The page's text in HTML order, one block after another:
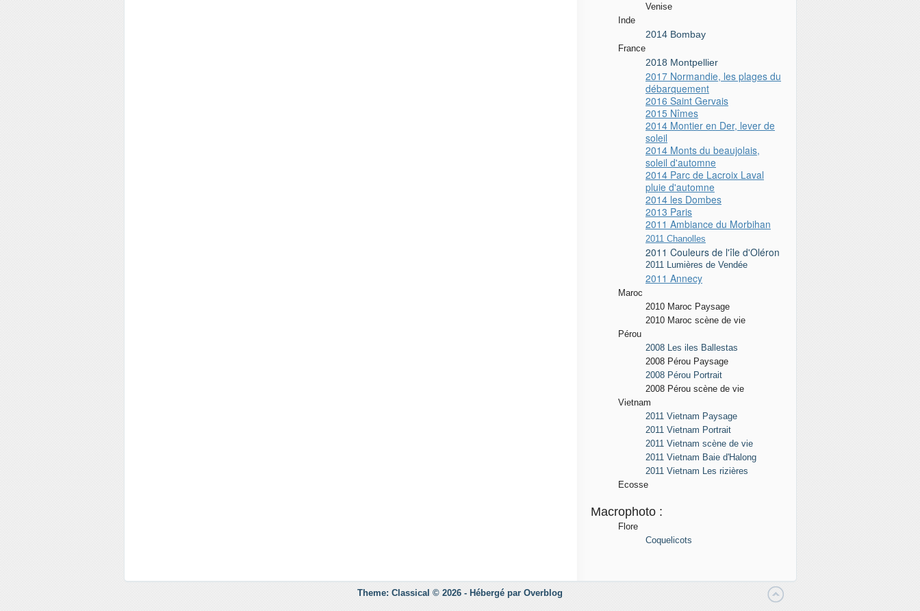
Venise
Inde
2014 Bombay
France
2018 Montpellier
2017 Normandie, les plages du
débarquement
2016 Saint Gervais
2015 Nîmes
2014 Montier en Der, lever de
soleil
2014 Monts du beaujolais,
soleil d'automne
2014 Parc de Lacroix Laval
pluie d'automne
2014 les Dombes
2013 Paris
2011 Ambiance du Morbihan
2011 Chanolles
2011 Couleurs de l'île d'Oléron
2011 Lumières de Vendée
2011 Annecy
Maroc
2010 Maroc Paysage
2010 Maroc scène de vie
Pérou
2008 Les iles Ballestas
2008 Pérou Paysage
2008 Pérou Portrait
2008 Pérou scène de vie
Vietnam
2011 Vietnam Paysage
2011 Vietnam Portrait
2011 Vietnam scène de vie
2011 Vietnam Baie d'Halong
2011 Vietnam Les rizières
Ecosse
Macrophoto :
Flore
Coquelicots
Theme: Classical © 2026 - Hébergé par Overblog